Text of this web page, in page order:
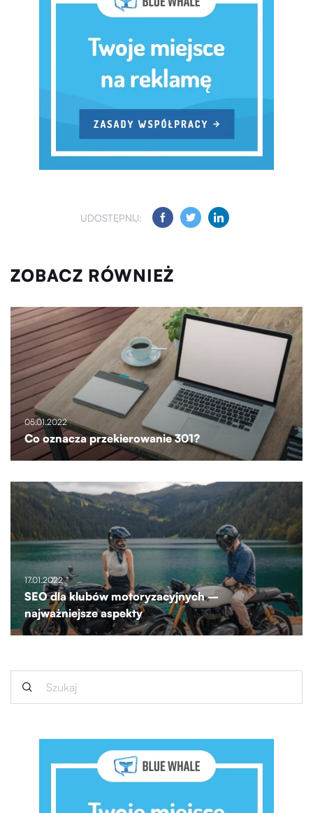
UDOSTĘPNIJ:
ZOBACZ RÓWNIEŻ
05.01.2022
Co oznacza przekierowanie 301?
17.01.2022
SEO dla klubów motoryzacyjnych –
najważniejsze aspekty